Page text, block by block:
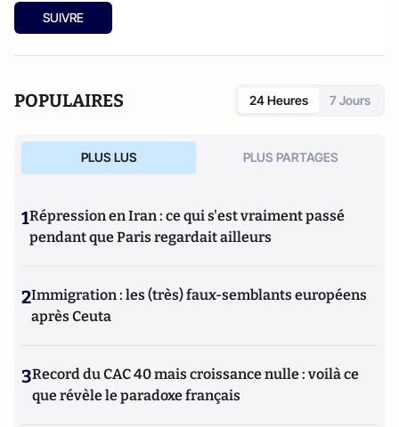
SUIVRE
POPULAIRES 24 Heures 7 Jours
PLUS LUS PLUS PARTAGES
1Répression en Iran : ce qui s'est vraiment passé
pendant que Paris regardait ailleurs
2Immigration : les (très) faux-semblants européens
après Ceuta
3Record du CAC 40 mais croissance nulle : voilà ce
que révèle le paradoxe français